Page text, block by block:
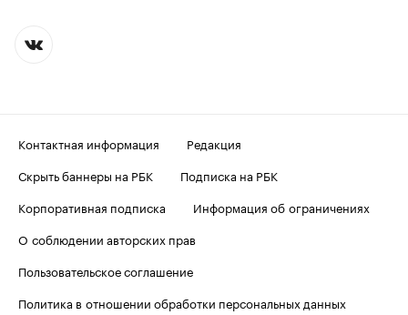
Контактная информация
Редакция
Скрыть баннеры на РБК
Подписка на РБК
Корпоративная подписка
Информация об ограничениях
О соблюдении авторских прав
Пользовательское соглашение
Политика в отношении обработки персональных данных